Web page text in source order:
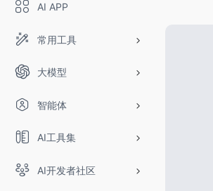
AI APP
常用工具
大模型
智能体
AI工具集
AI开发者社区